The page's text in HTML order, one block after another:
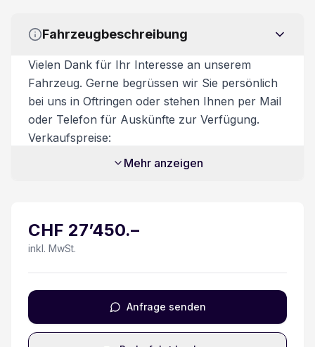
LED Tagfahrlicht
Spurverlassenswarnung
Keine Gewähr auf die Angaben der Serienausstattung
Airbag Fahrer und Beifahrerseite
Fahrzeugbeschreibung
Vielen Dank für Ihr Interesse an unserem
Fahrzeug. Gerne begrüssen wir Sie persönlich
bei uns in Oftringen oder stehen Ihnen per Mail
oder Telefon für Auskünfte zur Verfügung.
Verkaufspreise:
Unsere Verkaufspreise sind inkl. 8.1%
Beim Kauf eines Fahrzeuges ist ein
Ablieferungspaket für CHF 550.- optional
- Vignette
- Fahrzeugaufbereitung
Mehr anzeigen
CHF 27’450.–
inkl. MwSt.
Anfrage senden